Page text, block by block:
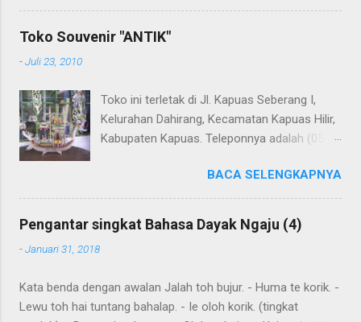
M.Kes. Untuk koreksi dari halaman ini dapat diberikan pada
komentar. Upaya penerjemahan Kamus Bahasa Dayak -
Dayak Ngaju - Indonesia .
Toko Souvenir "ANTIK"
-Juli 23, 2010
Toko ini terletak di Jl. Kapuas Seberang I,
Kelurahan Dahirang, Kecamatan Kapuas Hilir,
Kabupaten Kapuas. Teleponnya adalah (0513)
khas Kapuas seperti perahu naga yang
terbuat dari getah nyatu (sebagaimana
tampak dalam gambar berikut ini): Perahu
naga dari getah nyatu
BACA SELENGKAPNYA
Pengantar singkat Bahasa Dayak Ngaju (4)
-Januari 31, 2018
Kata benda dengan awalan Jalah toh bujur. - Huma te korik. -
Lewu toh hai tuntang bahalap. - Ie oloh korik. (tingkat